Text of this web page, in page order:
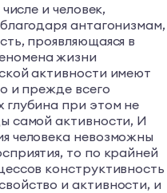
и человек,
антагонизмам,
проявляющаяся в
жизни
активности имеют
и прежде всего
глубина при этом не
самой активности, И
человека невозможны
то по крайней
конструктивность
и активности, и